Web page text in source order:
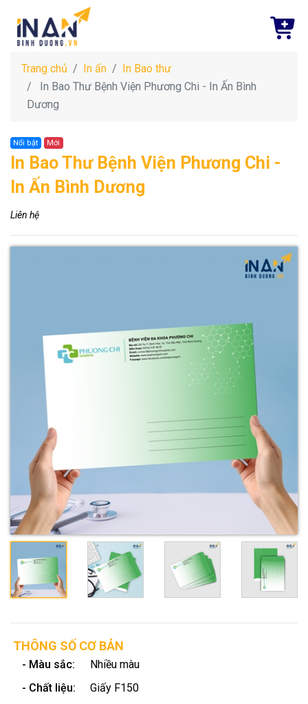
Trang chủ In ấn
In Bao thư
In Bao Thư Bệnh Viện Phương Chi - In Ấn Bình
Dương
Nổi bật Mới
In Bao Thư Bệnh Viện Phương Chi -
In Ấn Bình Dương
Liên hệ
THÔNG SỐ CƠ BẢN
- Màu sắc:
Nhiều màu
- Chất liệu:
Giấy F150